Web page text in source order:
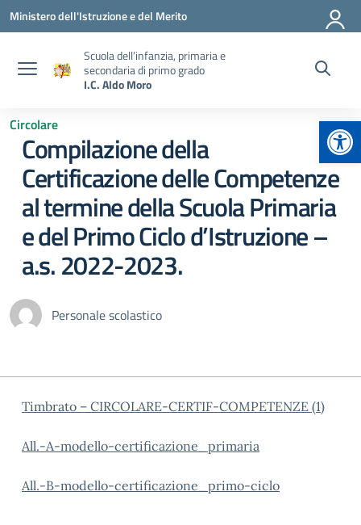
Vai ai contenuti
Vai al menu di navigazione
Vai al footer
Ministero dell'Istruzione e del Merito
Scuola dell’infanzia, primaria e
secondaria di primo grado
I.C. Aldo Moro
Circolare
Compilazione della
Certificazione delle Competenze
al termine della Scuola Primaria
e del Primo Ciclo d’Istruzione –
a.s. 2022-2023.
Personale scolastico
Timbrato – CIRCOLARE-CERTIF-COMPETENZE (1)
All.-A-modello-certificazione_primaria
All.-B-modello-certificazione_primo-ciclo